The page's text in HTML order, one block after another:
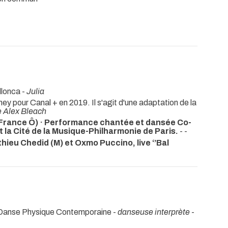
- Julia
pour Canal + en 2019. Il s'agit d'une adaptation de la
Alex Bleach
Ô) · Performance chantée et dansée Co-
Cité de la Musique-Philharmonie de Paris. - -
Chedid (M) et Oxmo Puccino, live ‘’Bal
Physique Contemporaine - danseuse interprète -